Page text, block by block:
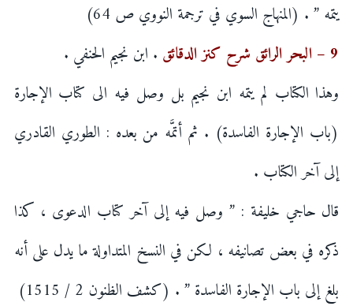
يتمه ” . (المنهاج السوي في ترجمة النووي ص 64)
9 – البحر الرائق شرح كنز الدقائق
. ابن نجيم الحنفي .
وهذا الكتاب لم يتمه ابن نجيم بل وصل فيه الى كتاب الإجارة
(باب الإجارة الفاسدة) . ثم أتمَّه من بعده : الطوري القادري
إلى آخر الكتاب .
قال حاجي خليفة : ” وصل فيه إلى آخر كتاب الدعوى ، كذا
ذكره في بعض تصانيفه ، لكن في النسخ المتداولة ما يدل على أنه
بلغ إلى باب الإجارة الفاسدة ” . (كشف الظنون 2 / 1515)